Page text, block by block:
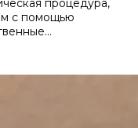
процедура,
с помощью